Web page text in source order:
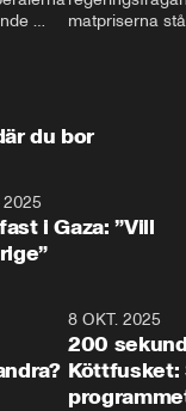
matpriserna
Rohwedder
statsminister
du bor
2025
i Gaza: ”Vill
31:058 OKT. 2025
200
Köttfusket: